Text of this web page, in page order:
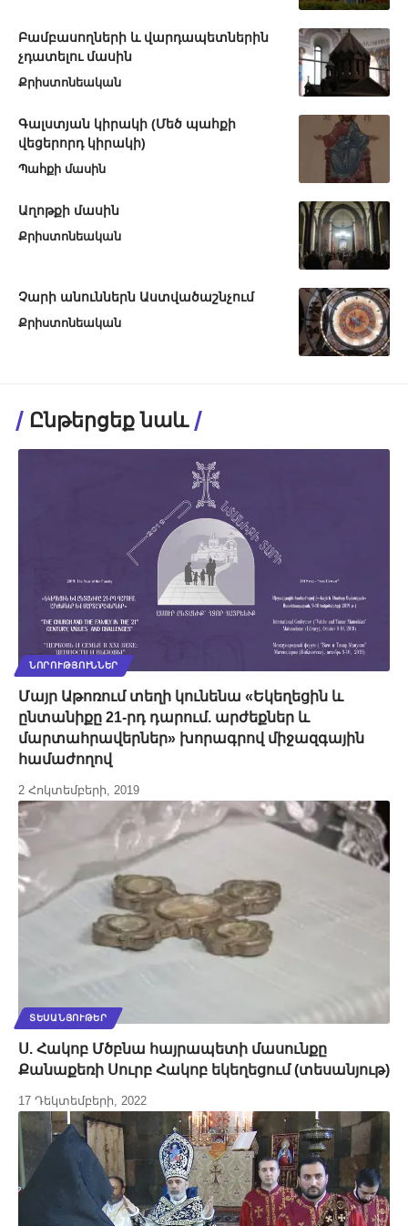
Բամբասողների և վարդապետներին
չդատելու մասին
Քրիստոնեական
Գալստյան կիրակի (Մեծ պահքի
վեցերորդ կիրակի)
Պահքի մասին
Աղոթքի մասին
Քրիստոնեական
Չարի անուններն Աստվածաշնչում
Քրիստոնեական
Ընթերցեք նաև
ՆՈՐՈՒԹՅՈՒՆՆԵՐ
Մայր Աթոռում տեղի կունենա «Եկեղեցին և
ընտանիքը 21-րդ դարում. արժեքներ և
մարտահրավերներ» խորագրով միջազգային
համաժողով
2 Հոկտեմբերի, 2019
ՏԵՍԱՆՅՈՒԹԵՐ
Ս. Հակոբ Մծբնա հայրապետի մասունքը
Քանաքեռի Սուրբ Հակոբ եկեղեցում (տեսանյութ)
17 Դեկտեմբերի, 2022